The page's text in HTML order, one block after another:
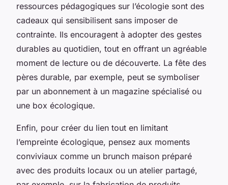
ressources pédagogiques sur l’écologie sont des
cadeaux qui sensibilisent sans imposer de
contrainte. Ils encouragent à adopter des gestes
durables au quotidien, tout en offrant un agréable
moment de lecture ou de découverte. La fête des
pères durable, par exemple, peut se symboliser
par un abonnement à un magazine spécialisé ou
une box écologique.
Enfin, pour créer du lien tout en limitant
l’empreinte écologique, pensez aux moments
conviviaux comme un brunch maison préparé
avec des produits locaux ou un atelier partagé,